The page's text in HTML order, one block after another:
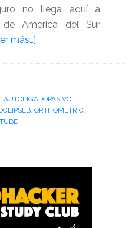
no llega aquí a
de America del Sur
más…]acerca
¿una
copia
, AUTOLIGADOPASIVO,
, ORTHOMETRIC,